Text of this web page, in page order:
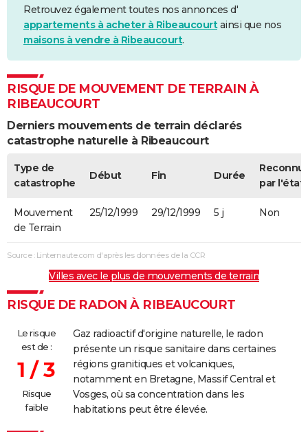
Retrouvez également toutes nos annonces d'
appartements à acheter à Ribeaucourtainsi que nos
maisons à vendre à Ribeaucourt.
RISQUE DE MOUVEMENT DE TERRAIN À
RIBEAUCOURT
Derniers mouvements de terrain déclarés
catastrophe naturelle à Ribeaucourt
Type de
catastrophe
Début Fin Durée
par l'état
Mouvement
de Terrain
25/12/1999 29/12/1999 5 j Non
Source : Linternaute.com d'après les données de la CCR
Villes avec le plus de mouvements de terrain
RISQUE DE RADON À RIBEAUCOURT
Le risque
est de :
1 / 3
Risque
faible
Gaz radioactif d'origine naturelle, le radon
présente un risque sanitaire dans certaines
régions granitiques et volcaniques,
notamment en Bretagne, Massif Central et
Vosges, où sa concentration dans les
habitations peut être élevée.